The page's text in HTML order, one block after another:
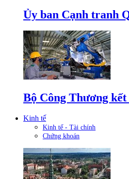
Ủy ban Cạnh tranh
Bộ Công Thương
Kinh tế
Kinh tế - Tài chính
Chứng khoán